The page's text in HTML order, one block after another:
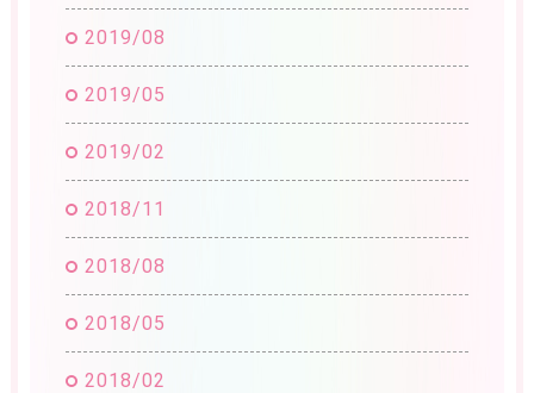
2019/08
2019/05
2019/02
2018/11
2018/08
2018/05
2018/02